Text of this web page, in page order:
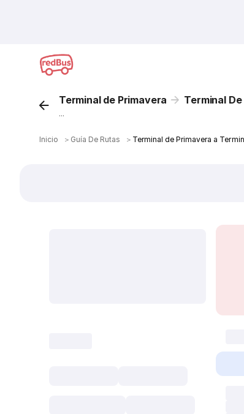
Terminal de Primavera Terminal
...
Inicio ＞ Guía De Rutas ＞ Terminal de Primavera a